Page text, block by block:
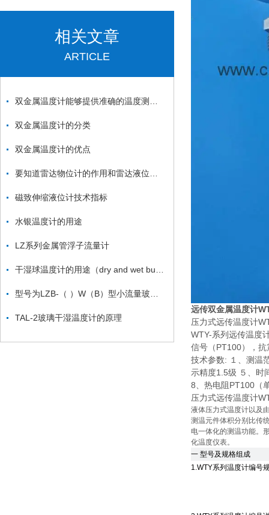
相关文章
ARTICLE
双金属温度计的分类
双金属温度计的优点
磁致伸缩液位计技术指标
水银温度计的用途
LZ系列金属管浮子流量计
TAL-2玻璃干湿温度计的原理
远传双金属温度计
压力式远传温度计
WTY-系列远传温度
信号（PT100），
技术参数: １、
示精度1.5级 ５
8、热电阻PT100（
压力式远传温度计
液体压力式温度计以及
测温元件体积分别比传
电一体化的测温功能。
化温度仪表。
一 型号及规格组成
1.WTY系列温度计编号